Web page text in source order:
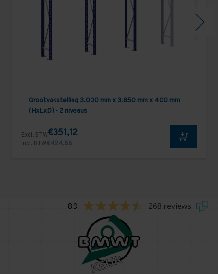
Grootvakstelling 3.000 mm x 3.850 mm x 400 mm
(HxLxD) - 2 niveaus
Excl. BTW€351,12
Incl. BTW€424,86
8.9 268 reviews